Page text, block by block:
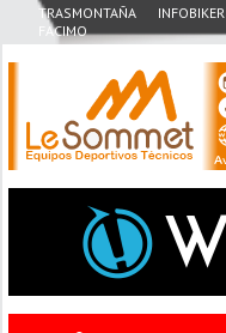
TRASMONTAÑA INFOBIKER
FACIMO